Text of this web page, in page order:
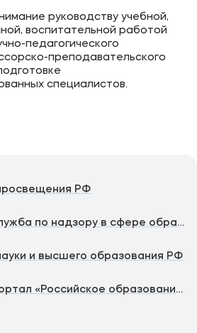
руководству учебной,
воспитательной работой
педагогического
преподавательского
специалистов.
РФ
Федеральная служба по надзору в сфере образования и науки
и высшего образования РФ
Федеральный портал «Российское образование»